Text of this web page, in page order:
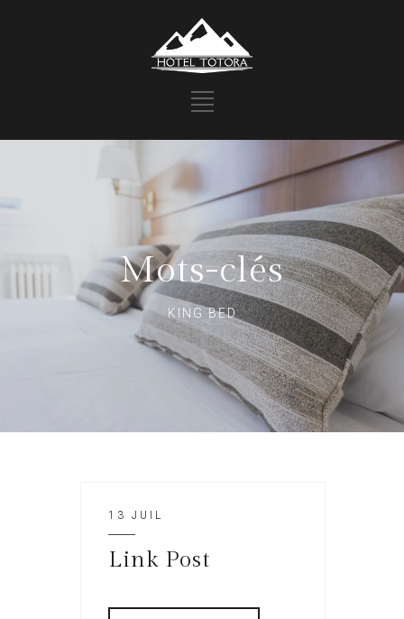
Mots-clés
KING BED
13 JUIL
Link Post